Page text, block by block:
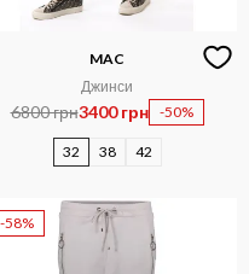
MAC
Джинси
6800 грн3400 грн -50%
32 38 42
-58%